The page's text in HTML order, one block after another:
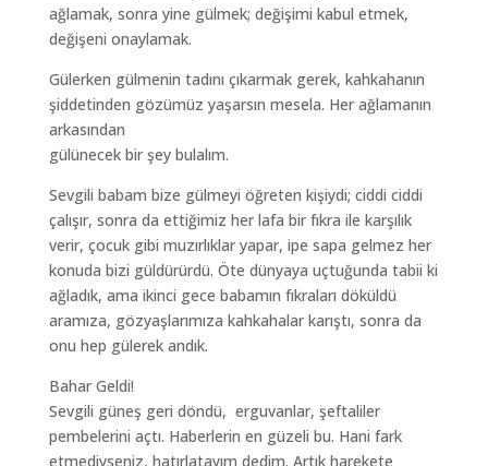
ağlamak, sonra yine gülmek; değişimi kabul etmek,
değişeni onaylamak.
Gülerken gülmenin tadını çıkarmak gerek, kahkahanın
şiddetinden gözümüz yaşarsın mesela. Her ağlamanın
arkasından
gülünecek bir şey bulalım.
Sevgili babam bize gülmeyi öğreten kişiydi; ciddi ciddi
çalışır, sonra da ettiğimiz her lafa bir fıkra ile karşılık
verir, çocuk gibi muzırlıklar yapar, ipe sapa gelmez her
konuda bizi güldürürdü. Öte dünyaya uçtuğunda tabii ki
ağladık, ama ikinci gece babamın fıkraları döküldü
aramıza, gözyaşlarımıza kahkahalar karıştı, sonra da
onu hep gülerek andık.
Bahar Geldi!
Sevgili güneş geri döndü, erguvanlar, şeftaliler
pembelerini açtı. Haberlerin en güzeli bu. Hani fark
etmediyseniz, hatırlatayım dedim. Artık harekete